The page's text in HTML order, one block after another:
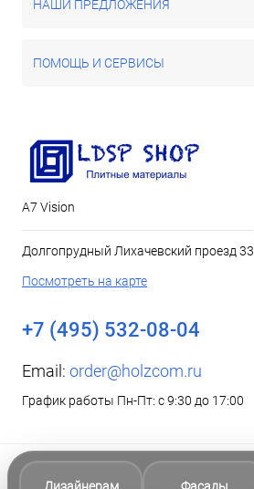
НАШИ ПРЕДЛОЖЕНИЯ
ПОМОЩЬ И СЕРВИСЫ
А7 Vision
Долгопрудный Лихачевский проезд 33
Посмотреть на карте
+7 (495) 532-08-04
Email: order@holzcom.ru
График работы Пн-Пт: с 9:30 до 17:00